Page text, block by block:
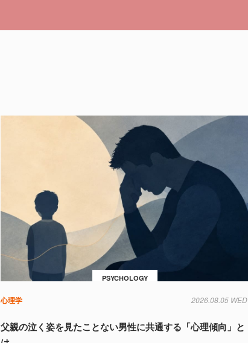
PSYCHOLOGY
心理学 2026.08.05 WED
父親の泣く姿を見たことない男性に共通する「心理傾向」と